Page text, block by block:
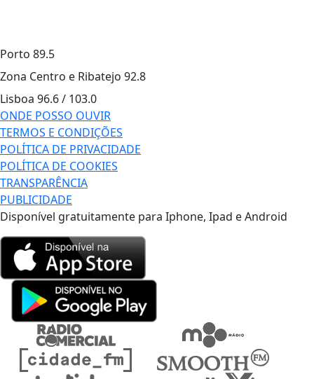
Porto 89.5
Zona Centro e Ribatejo 92.8
Lisboa 96.6 / 103.0
ONDE POSSO OUVIR
TERMOS E CONDIÇÕES
POLÍTICA DE PRIVACIDADE
POLÍTICA DE COOKIES
TRANSPARÊNCIA
PUBLICIDADE
Disponível gratuitamente para Iphone, Ipad e Android